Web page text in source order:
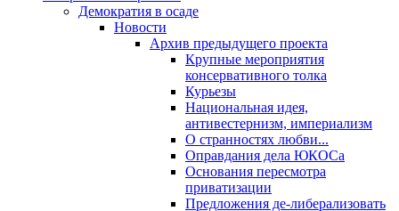
Демократия в осаде
Новости
Архив предыдущего проекта
Крупные мероприятия
консервативного толка
Курьезы
Национальная идея,
антивестернизм, империализм
О странностях любви...
Оправдания дела ЮКОСа
Основания пересмотра
приватизации
Предложения де-либерализовать